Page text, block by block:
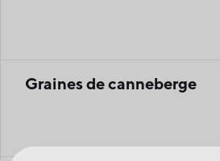
Graines de canneberge